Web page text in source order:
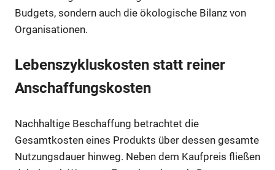
Budgets, sondern auch die ökologische Bilanz von
Organisationen.
Lebenszykluskosten statt reiner
Anschaffungskosten
Nachhaltige Beschaffung betrachtet die
Gesamtkosten eines Produkts über dessen gesamte
Nutzungsdauer hinweg. Neben dem Kaufpreis fließen